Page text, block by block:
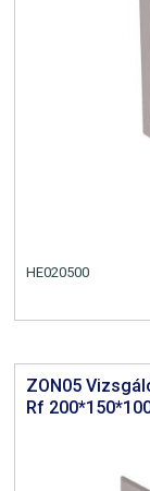
HE020500
ZON05
Rf